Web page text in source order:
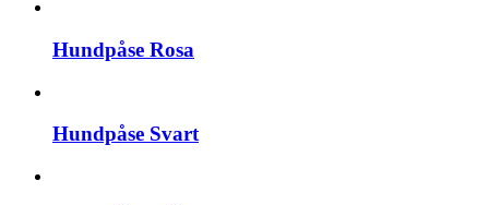
Hundpåse Rosa
Hundpåse Svart